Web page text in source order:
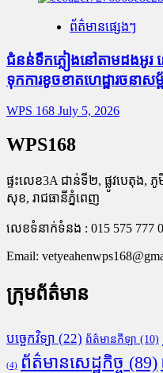
ព័ត៌មានផ្សេងៗ
ជំនន់​ទឹកភ្លៀង​នៅ​តាម​ដង
ទុក​ការ​ខូចខាត​ហេដ្ឋារចនាស
WPS 168 July 5, 2026
WPS168
ផ្ទះលេខ3A ជាន់ទី២, ផ្លូវបេតុង,
សុខ, រាជធានីភ្នំពេញ
លេខទំនាក់ទំនង : 015 575 777
Email:
ក្រុមព័ត៌មាន
បច្ចេកវិទ្យា (22) ព័ត៌មានកីឡា (10)
(4) ព័ត៌មានសេដ្ឋកិច្ច (89)